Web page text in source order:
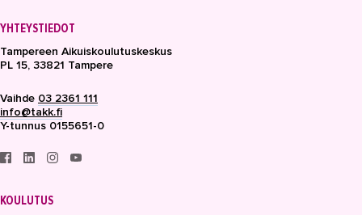
YHTEYSTIEDOT
Tampereen Aikuiskoulutuskeskus
PL 15, 33821 Tampere
Vaihde 03 2361 111
info@takk.fi
Y-tunnus 0155651-0
KOULUTUS